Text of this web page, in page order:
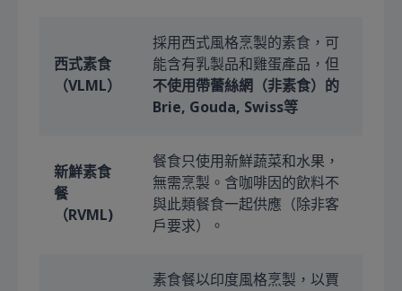
西式素食
（VLML）
採用西式風格烹製的素食，可
能含有乳製品和雞蛋產品，但
不使用帶蕾絲網（非素食）的
Brie, Gouda, Swiss等
新鮮素食
餐
（RVML)
餐食只使用新鮮蔬菜和水果，
無需烹製。含咖啡因的飲料不
與此類餐食一起供應（除非客
戶要求）。
素食餐以印度風格烹製，以賈